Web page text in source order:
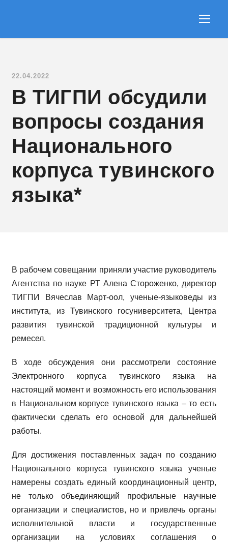
22.04.2022
В ТИГПИ обсудили
вопросы создания
Национального
корпуса тувинского
языка*
В рабочем совещании приняли участие руководитель
Агентства по науке РТ Алена Стороженко, директор
ТИГПИ Вячеслав Март-оол, ученые-языковеды из
института, из Тувинского госуниверситета, Центра
развития тувинской традиционной культуры и
ремесел.
В ходе обсуждения они рассмотрели состояние
Электронного корпуса тувинского языка на
настоящий момент и возможность его использования
в Национальном корпусе тувинского языка – то есть
фактически сделать его основой для дальнейшей
работы.
Для достижения поставленных задач по созданию
Национального корпуса тувинского языка ученые
намерены создать единый координационный центр,
не только объединяющий профильные научные
организации и специалистов, но и привлечь органы
исполнительной власти и государственные
организации на условиях соглашения о